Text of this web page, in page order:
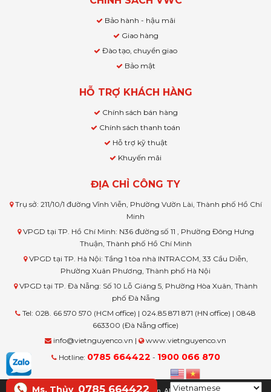
Bảo hành - hậu mãi
Giao hàng
Đào tạo, chuyển giao
Bảo mật
HỖ TRỢ KHÁCH HÀNG
Chính sách bán hàng
Chính sách thanh toán
Hỗ trợ kỹ thuật
Khuyến mãi
ĐỊA CHỈ CÔNG TY
Trụ sở: 211/10/1 đường Vĩnh Viễn, Phường Vườn Lài, Thành phố Hồ Chí
Minh
VPGD tại TP. Hồ Chí Minh: N36 đường số 11 , Phường Đông Hưng
Thuận, Thành phố Hồ Chí Minh
VPGD tại TP. Hà Nội: Tầng 1 tòa nhà INTRACOM, 33 Cầu Diễn,
Phường Xuân Phương, Thành phố Hà Nội
VPGD tại TP. Đà Nẵng: Số 10 Lỗ Giáng 5, Phường Hòa Xuân, Thành
phố Đà Nẵng
Tel: 028. 66 570 570 (HCM office) | 024.85 871 871 (HN office) | 0848
663300 (Đà Nẵng office)
info@vietnguyenco.vn |
www.vietnguyenco.vn
Hotline: 0785 664422 - 1900 066 870
Ms. Thủy 0785 664422